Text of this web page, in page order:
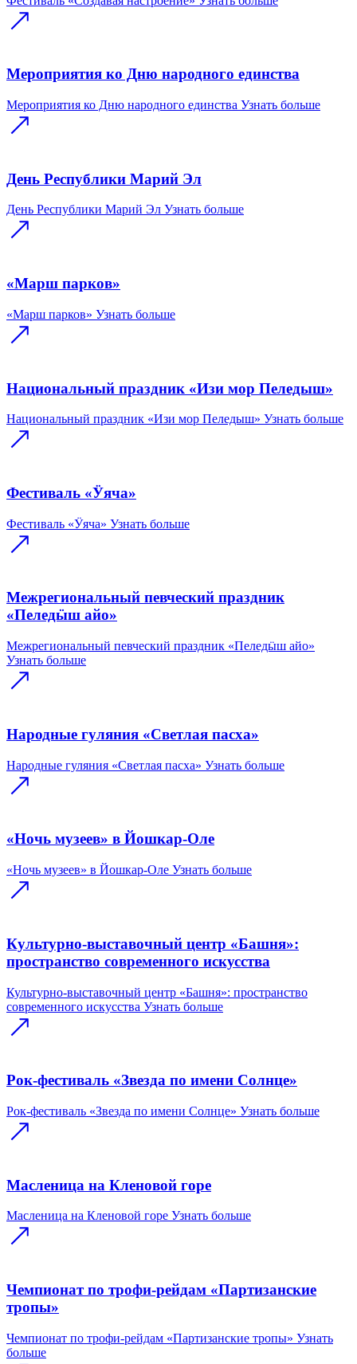
Мероприятия ко Дню народного единства
Мероприятия ко Дню народного единства Узнать больше
День Республики Марий Эл
День Республики Марий Эл Узнать больше
«Марш парков»
«Марш парков» Узнать больше
Национальный праздник «Изи мор Пеледыш»
Национальный праздник «Изи мор Пеледыш» Узнать больше
Фестиваль «Ӱяча»
Фестиваль «Ӱяча» Узнать больше
Межрегиональный певческий праздник
«Пеледӹш айо»
Межрегиональный певческий праздник «Пеледӹш айо»
Узнать больше
Народные гуляния «Светлая пасха»
Народные гуляния «Светлая пасха» Узнать больше
«Ночь музеев» в Йошкар-Оле
«Ночь музеев» в Йошкар-Оле Узнать больше
Культурно-выставочный центр «Башня»:
пространство современного искусства
Культурно-выставочный центр «Башня»: пространство
современного искусства Узнать больше
Рок-фестиваль «Звезда по имени Солнце»
Рок-фестиваль «Звезда по имени Солнце» Узнать больше
Масленица на Кленовой горе
Масленица на Кленовой горе Узнать больше
Чемпионат по трофи-рейдам «Партизанские
тропы»
Чемпионат по трофи-рейдам «Партизанские тропы» Узнать
больше